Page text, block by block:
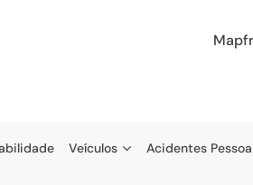
Veículos
Acidentes